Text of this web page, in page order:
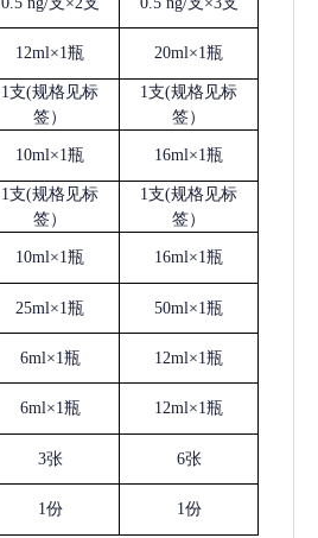
12ml×1瓶 20ml×1瓶
1支(规格见标
签）
1支(规格见标
签）
10ml×1瓶 16ml×1瓶
1支(规格见标
签）
1支(规格见标
签）
10ml×1瓶 16ml×1瓶
25ml×1瓶 50ml×1瓶
6ml×1瓶 12ml×1瓶
6ml×1瓶 12ml×1瓶
3张 6张
1份 1份